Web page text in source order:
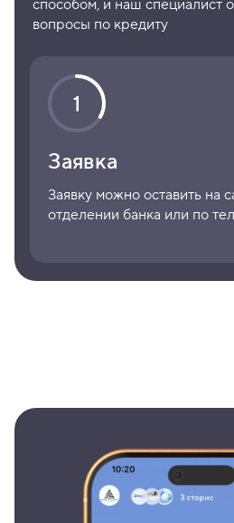
способом, и наш специалист
вопросы по кредиту
Заявка
Заявку можно оставить на
отделении банка или по